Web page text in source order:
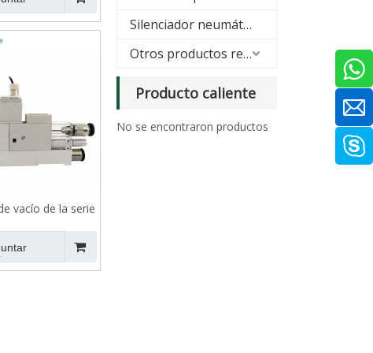
vacío de la serie
Silenciador neumático
Otros productos relacionados
Producto caliente
No se encontraron productos